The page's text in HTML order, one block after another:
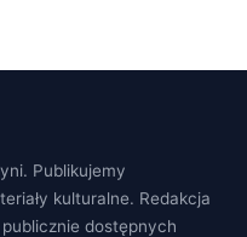
Publikujemy
kulturalne. Redakcja
dostępnych